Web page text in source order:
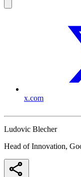
x.com
Ludovic Blecher
Head of Innovation,